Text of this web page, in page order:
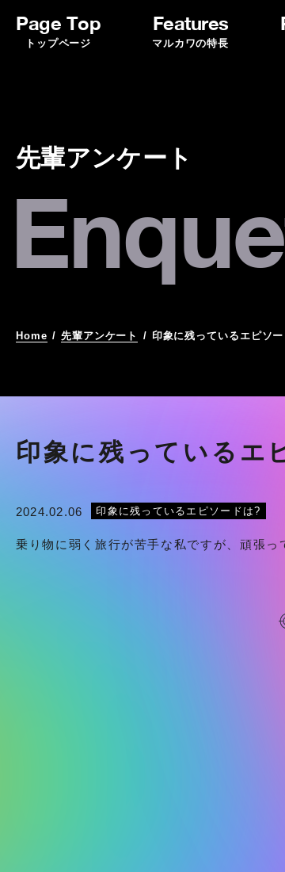
Page Top
トップページ
Features
マルカワの特長
先輩アンケート
Home / 先輩アンケート / 印象に残っているエピソ
印象に残っているエ
2024.02.06 印象に残っているエピソードは?
乗り物に弱く旅行が苦手な私ですが、頑張